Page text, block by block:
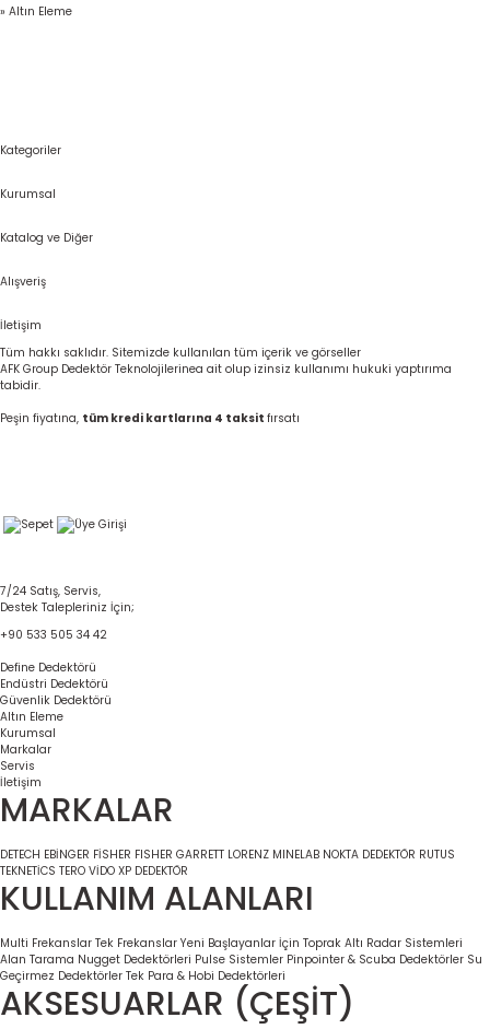
» Altın Eleme
Kategoriler
Kurumsal
Katalog ve Diğer
Alışveriş
İletişim
Tüm hakkı saklıdır. Sitemizde kullanılan tüm içerik ve görseller
AFK Group Dedektör Teknolojilerinea ait olup izinsiz kullanımı hukuki yaptırıma
tabidir.
Peşin fiyatına, tüm kredi kartlarına 4 taksit fırsatı
7/24 Satış, Servis,
Destek Talepleriniz İçin;
+90 533 505 34 42
Define Dedektörü
Endüstri Dedektörü
Güvenlik Dedektörü
Altın Eleme
Kurumsal
Markalar
Servis
İletişim
MARKALAR
DETECH EBİNGER FİSHER FISHER GARRETT LORENZ MINELAB NOKTA DEDEKTÖR RUTUS
TEKNETİCS TERO VİDO XP DEDEKTÖR
KULLANIM ALANLARI
Multi Frekanslar Tek Frekanslar Yeni Başlayanlar İçin Toprak Altı Radar Sistemleri
Alan Tarama Nugget Dedektörleri Pulse Sistemler Pinpointer & Scuba Dedektörler Su
Geçirmez Dedektörler Tek Para & Hobi Dedektörleri
AKSESUARLAR (ÇEŞİT)